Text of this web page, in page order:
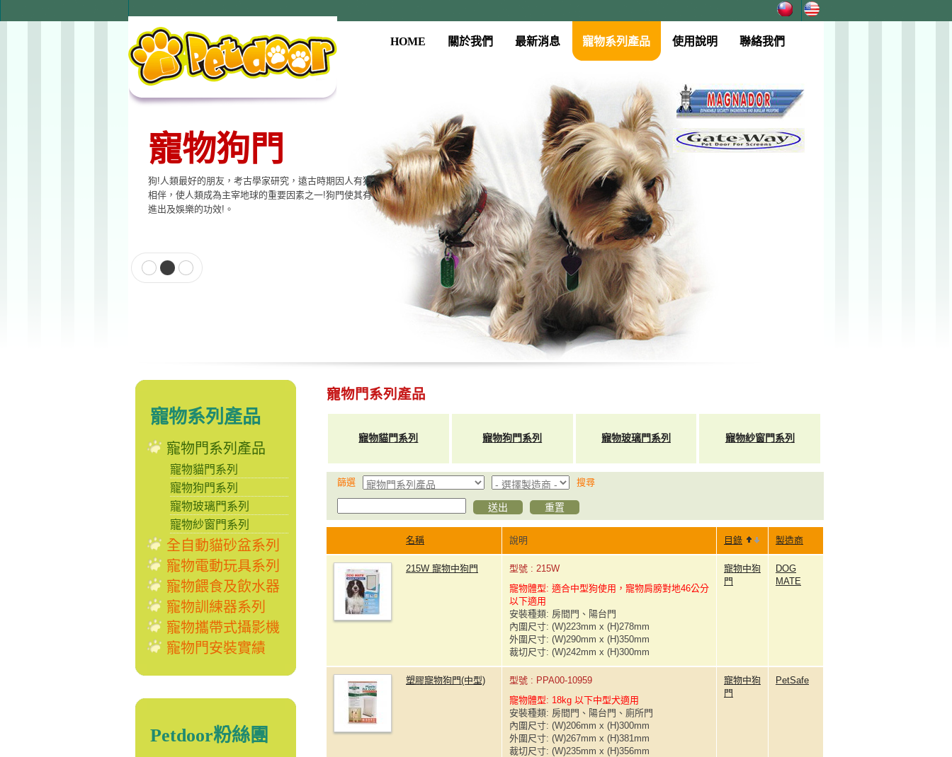
HOME 關於我們 最新消息 寵物系列產品 使用說明 聯絡我們
寵物狗門
狗!人類最好的朋友，考古學家研究，遠古時期因人有狗
相伴，使人類成為主宰地球的重要因素之一!狗門使其有
進出及娛樂的功效!。
寵物用品系列
本公司提供寵物專用相關產品，貓門、狗門、餵食器、
飲水器、寵物專用電子產品…等至尊的品質，大眾的價
格適合各種寵物使用。
寵物系列產品
寵物門系列產品
寵物貓門系列
寵物狗門系列
寵物玻璃門系列
寵物紗窗門系列
全自動貓砂盆系列
寵物電動玩具系列
寵物餵食及飲水器
寵物訓練器系列
寵物攜帶式攝影機
寵物門安裝實績
Petdoor粉絲團
寵物門系列產品
寵物貓門系列 寵物狗門系列 寵物玻璃門系列 寵物紗窗門系列
篩選 搜尋
名稱 說明 目錄 製造商
215W 寵物中狗門
型號 : 215W
寵物體型: 適合中型狗使用，寵物肩膀對地46公分
以下適用
安裝種類: 房間門、陽台門
內圍尺寸: (W)223mm x (H)278mm
外圍尺寸: (W)290mm x (H)350mm
裁切尺寸: (W)242mm x (H)300mm
寵物中狗
門
DOG
MATE
塑膠寵物狗門(中型)
型號 : PPA00-10959
寵物體型: 18kg 以下中型犬適用
安裝種類: 房間門、陽台門、廁所門
內圍尺寸: (W)206mm x (H)300mm
外圍尺寸: (W)267mm x (H)381mm
裁切尺寸: (W)235mm x (H)356mm
寵物中狗
門
PetSafe